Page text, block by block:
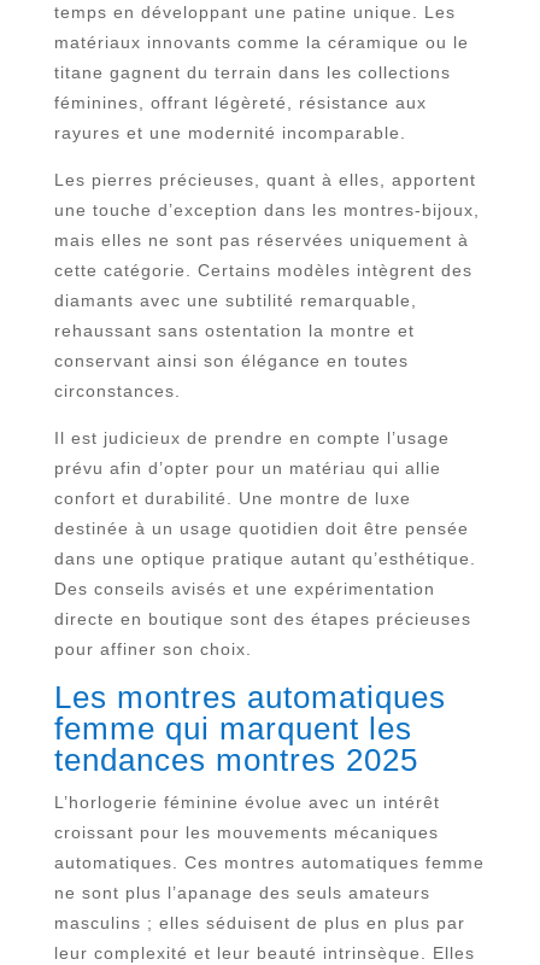
temps en développant une patine unique. Les
matériaux innovants comme la céramique ou le
titane gagnent du terrain dans les collections
féminines, offrant légèreté, résistance aux
rayures et une modernité incomparable.
Les pierres précieuses, quant à elles, apportent
une touche d’exception dans les montres-bijoux,
mais elles ne sont pas réservées uniquement à
cette catégorie. Certains modèles intègrent des
diamants avec une subtilité remarquable,
rehaussant sans ostentation la montre et
conservant ainsi son élégance en toutes
circonstances.
Il est judicieux de prendre en compte l’usage
prévu afin d’opter pour un matériau qui allie
confort et durabilité. Une montre de luxe
destinée à un usage quotidien doit être pensée
dans une optique pratique autant qu’esthétique.
Des conseils avisés et une expérimentation
directe en boutique sont des étapes précieuses
pour affiner son choix.
Les montres automatiques
femme qui marquent les
tendances montres 2025
L’horlogerie féminine évolue avec un intérêt
croissant pour les mouvements mécaniques
automatiques. Ces montres automatiques femme
ne sont plus l’apanage des seuls amateurs
masculins ; elles séduisent de plus en plus par
leur complexité et leur beauté intrinsèque. Elles